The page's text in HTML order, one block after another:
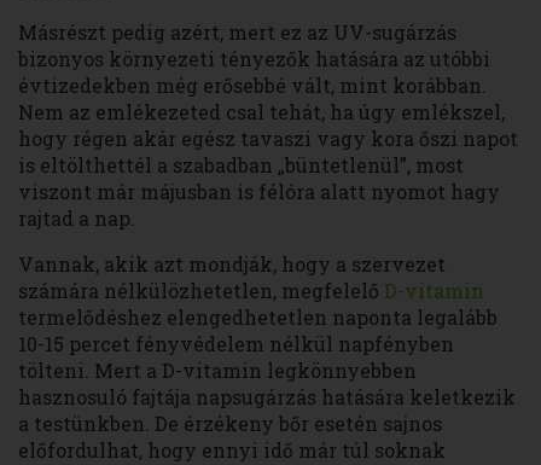
Másrészt pedig azért, mert ez az UV-sugárzás
bizonyos környezeti tényezők hatására az utóbbi
évtizedekben még erősebbé vált, mint korábban.
Nem az emlékezeted csal tehát, ha úgy emlékszel,
hogy régen akár egész tavaszi vagy kora őszi napot
is eltölthettél a szabadban „büntetlenül”, most
viszont már májusban is félóra alatt nyomot hagy
rajtad a nap.
Vannak, akik azt mondják, hogy a szervezet
számára nélkülözhetetlen, megfelelő D-vitamin
termelődéshez elengedhetetlen naponta legalább
10-15 percet fényvédelem nélkül napfényben
tölteni. Mert a D-vitamin legkönnyebben
hasznosuló fajtája napsugárzás hatására keletkezik
a testünkben. De érzékeny bőr esetén sajnos
előfordulhat, hogy ennyi idő már túl soknak